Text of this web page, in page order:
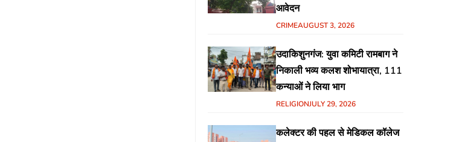
आवेदन
CRIMEAUGUST 3, 2026
उदाकिशुनगंज: युवा कमिटी रामबाग ने
निकाली भव्य कलश शोभायात्रा, 111
कन्याओं ने लिया भाग
RELIGIONJULY 29, 2026
कलेक्टर की पहल से मेडिकल कॉलेज